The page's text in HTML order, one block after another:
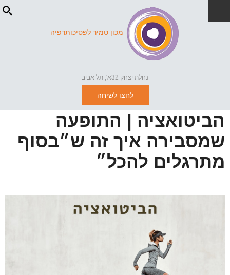
מכון טמיר לפסיכותרפיה
נחלת יצחק 32א', תל אביב
לחצו לשיחה
הביטואציה | התופעה
שמסבירה איך זה ש״בסוף
מתרגלים להכל״
≡